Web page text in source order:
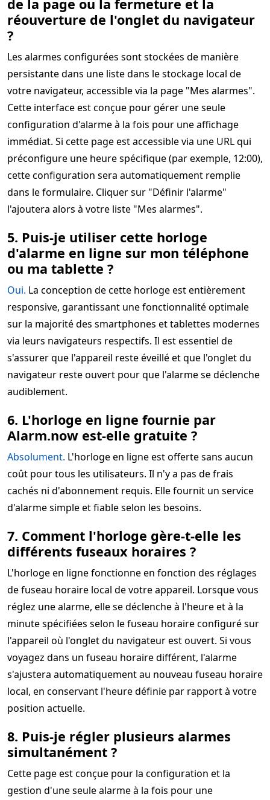
de la page ou la fermeture et la
réouverture de l'onglet du navigateur
?
Les alarmes configurées sont stockées de manière
persistante dans une liste dans le stockage local de
votre navigateur, accessible via la page "Mes alarmes".
Cette interface est conçue pour gérer une seule
configuration d'alarme à la fois pour une affichage
immédiat. Si cette page est accessible via une URL qui
préconfigure une heure spécifique (par exemple, 12:00),
cette configuration sera automatiquement remplie
dans le formulaire. Cliquer sur "Définir l'alarme"
l'ajoutera alors à votre liste "Mes alarmes".
5. Puis-je utiliser cette horloge
d'alarme en ligne sur mon téléphone
ou ma tablette ?
Oui. La conception de cette horloge est entièrement
responsive, garantissant une fonctionnalité optimale
sur la majorité des smartphones et tablettes modernes
via leurs navigateurs respectifs. Il est essentiel de
s'assurer que l'appareil reste éveillé et que l'onglet du
navigateur reste ouvert pour que l'alarme se déclenche
audiblement.
6. L'horloge en ligne fournie par
Alarm.now est-elle gratuite ?
Absolument. L'horloge en ligne est offerte sans aucun
coût pour tous les utilisateurs. Il n'y a pas de frais
cachés ni d'abonnement requis. Elle fournit un service
d'alarme simple et fiable selon les besoins.
7. Comment l'horloge gère-t-elle les
différents fuseaux horaires ?
L'horloge en ligne fonctionne en fonction des réglages
de fuseau horaire local de votre appareil. Lorsque vous
réglez une alarme, elle se déclenche à l'heure et à la
minute spécifiées selon le fuseau horaire configuré sur
l'appareil où l'onglet du navigateur est ouvert. Si vous
voyagez dans un fuseau horaire différent, l'alarme
s'ajustera automatiquement au nouveau fuseau horaire
local, en conservant l'heure définie par rapport à votre
position actuelle.
8. Puis-je régler plusieurs alarmes
simultanément ?
Cette page est conçue pour la configuration et la
gestion d'une seule alarme à la fois pour une